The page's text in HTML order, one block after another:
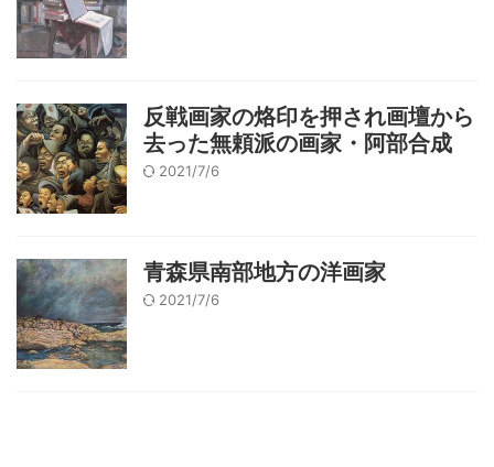
反戦画家の烙印を押され画壇から
去った無頼派の画家・阿部合成
2021/7/6
青森県南部地方の洋画家
2021/7/6